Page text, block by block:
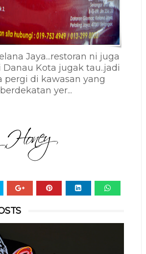
Jaya...restoran ni juga
Kota jugak tau..jadi
pergi di kawasan yang
berdekatan yer...